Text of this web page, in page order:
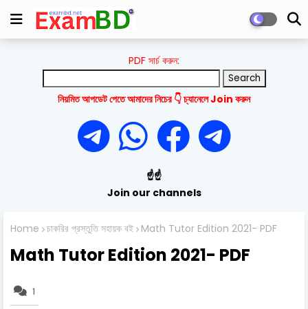
PDF সার্চ করুন:
নিয়মিত আপডেট পেতে আমাদের নিচের 👇 চ্যানেলে Join করুন
☝️☝️
Join our channels
Home চাকরির প্রস্তুতি সহায়ক বই Math Tutor Edition 2021- PDF
Math Tutor Edition 2021- PDF
1